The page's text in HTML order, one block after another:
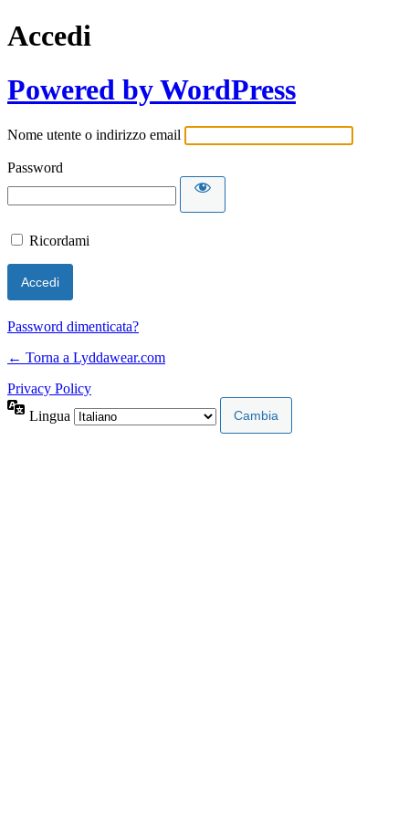
Accedi
Powered by WordPress
Nome utente o indirizzo email
Password
Ricordami
Password dimenticata?
← Torna a Lyddawear.com
Privacy Policy
Lingua